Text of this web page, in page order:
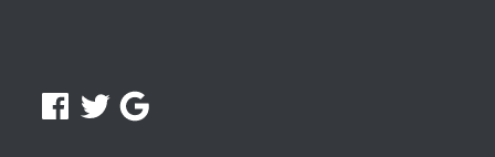
Facebook
TwitterGoogle